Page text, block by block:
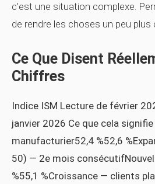
c’est une situation complexe.
de rendre les choses un peu plus
Ce Que Disent
Chiffres
Indice ISM Lecture de février
janvier 2026 Ce que cela signifie
manufacturier52,4 %52,6
50) — 2e mois
%55,1 %Croissance — clients